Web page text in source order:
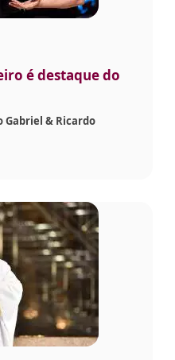
é destaque do
Gabriel & Ricardo